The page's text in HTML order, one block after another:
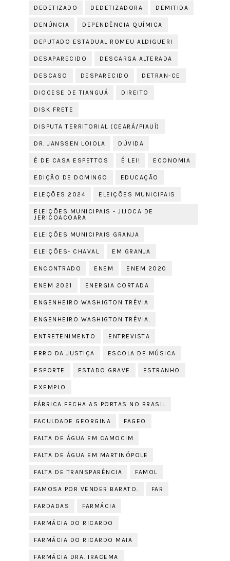
DEDETIZADO DEDETIZADORA DEMITIDA
DENÚNCIA DEPENDÊNCIA QUÍMICA
DEPUTADO ESTADUAL ROMEU ALDIGUERI
DESAPARECIDO DESCARGA ALTERADA
DESCASO DESPARECIDO DETRAN-CE
DIOCESE DE TIANGUÁ DIREITO
DISK FRETE
DISPUTA TERRITORIAL (CEARÁ/PIAUÍ)
DR. JANSSEN LOIOLA DÚVIDA
É DE CASA ESPETTOS É LEI! ECONOMIA
EDIÇÃO DE DOMINGO EDUCAÇÃO
ELEÇÕES 2024 ELEIÇÕES MUNICIPAIS
ELEIÇÕES MUNICIPAIS - JIJOCA DE
JERICOACOARA
ELEIÇÕES MUNICIPAIS GRANJA
ELEIÇÕES- CHAVAL EM GRANJA
ENCONTRADO ENEM ENEM 2020
ENEM 2021 ENERGIA CORTADA
ENGENHEIRO WASHIGTON TRÉVIA
ENGENHEIRO WASHIGTON TRÉVIA.
ENTRETENIMENTO ENTREVISTA
ERRO DA JUSTIÇA ESCOLA DE MÚSICA
ESPORTE ESTADO GRAVE ESTRANHO
EXEMPLO
FÁBRICA FECHA AS PORTAS NO BRASIL
FACULDADE GEORGINA FAGEO
FALTA DE ÁGUA EM CAMOCIM
FALTA DE ÁGUA EM MARTINÓPOLE
FALTA DE TRANSPARÊNCIA FAMOL
FAMOSA POR VENDER BARATO. FAR
FARDADAS FARMÁCIA
FARMÁCIA DO RICARDO
FARMÁCIA DO RICARDO MAIA
FARMÁCIA DRA. IRACEMA